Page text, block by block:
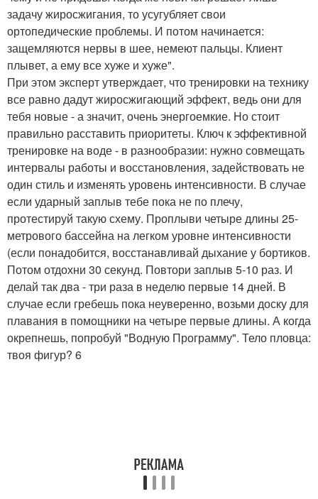
задачу жиросжигания, то усугубляет свои
ортопедические проблемы. И потом начинается:
защемляются нервы в шее, немеют пальцы. Клиент
плывет, а ему все хуже и хуже".
При этом эксперт утверждает, что тренировки на технику
все равно дадут жиросжигающий эффект, ведь они для
тебя новые - а значит, очень энергоемкие. Но стоит
правильно расставить приоритеты. Ключ к эффективной
тренировке на воде - в разнообразии: нужно совмещать
интервалы работы и восстановления, задействовать не
один стиль и изменять уровень интенсивности. В случае
если ударный заплыв тебе пока не по плечу,
протестируй такую схему. Проплыви четыре длины 25-
метрового бассейна на легком уровне интенсивности
(если понадобится, восстанавливай дыхание у бортиков.
Потом отдохни 30 секунд. Повтори заплыв 5-10 раз. И
делай так два - три раза в неделю первые 14 дней. В
случае если гребешь пока неуверенно, возьми доску для
плавания в помощники на четыре первые длины. А когда
окрепнешь, попробуй "Водную Программу". Тело пловца:
твоя фигур? 6